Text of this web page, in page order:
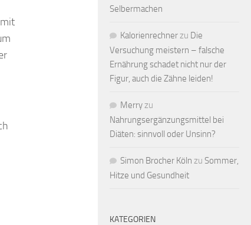
Selbermachen
Kalorienrechnerzu Die
Versuchung meistern – falsche
Ernährung schadet nicht nur der
Figur, auch die Zähne leiden!
Merryzu
Nahrungsergänzungsmittel bei
Diäten: sinnvoll oder Unsinn?
Simon Brocher Köln zu Sommer,
Hitze und Gesundheit
KATEGORIEN